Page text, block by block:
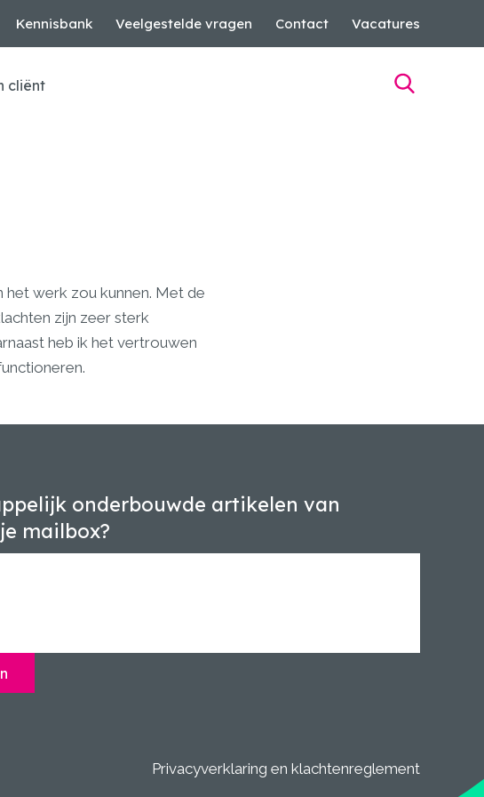
Kennisbank Veelgestelde vragen Contact Vacatures
cliënt
het werk zou kunnen. Met de
zijn zeer sterk
heb ik het vertrouwen
onderbouwde artikelen van
mailbox?
Privacyverklaring en klachtenreglement